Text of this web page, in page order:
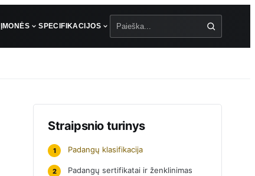
ĮMONĖS SPECIFIKACIJOS
Straipsnio turinys
1 Padangų klasifikacija
2 Padangų sertifikatai ir ženklinimas